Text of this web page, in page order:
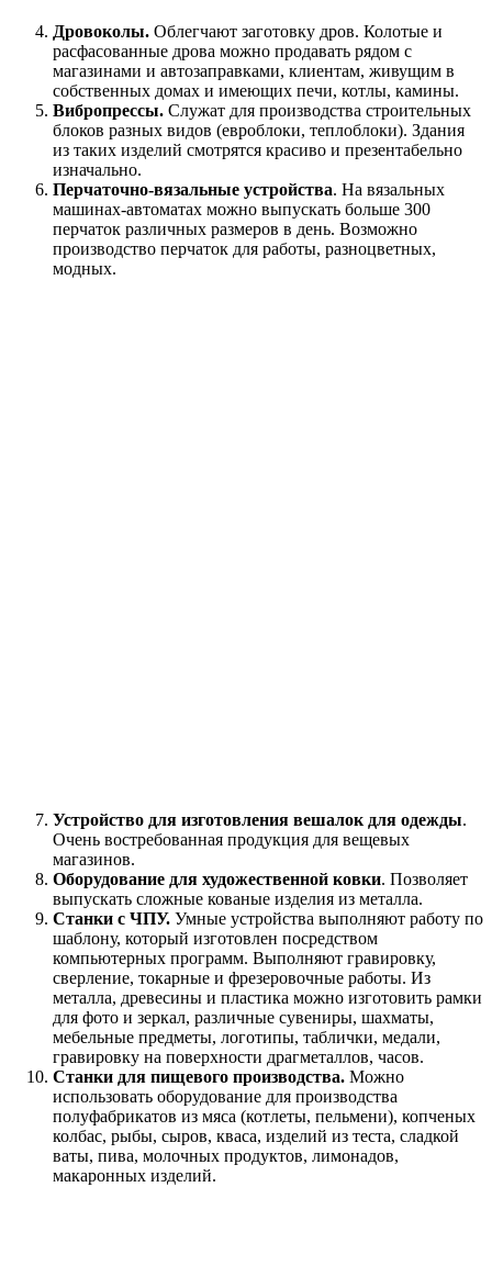
Дровоколы. Облегчают заготовку дров. Колотые и
расфасованные дрова можно продавать рядом с
магазинами и автозаправками, клиентам, живущим в
собственных домах и имеющих печи, котлы, камины.
Вибропрессы. Служат для производства строительных
блоков разных видов (евроблоки, теплоблоки). Здания
из таких изделий смотрятся красиво и презентабельно
изначально.
Перчаточно-вязальные устройства. На вязальных
машинах-автоматах можно выпускать больше 300
перчаток различных размеров в день. Возможно
производство перчаток для работы, разноцветных,
модных.
Устройство для изготовления вешалок для одежды.
Очень востребованная продукция для вещевых
магазинов.
Оборудование для художественной ковки. Позволяет
выпускать сложные кованые изделия из металла.
Станки с ЧПУ. Умные устройства выполняют работу по
шаблону, который изготовлен посредством
компьютерных программ. Выполняют гравировку,
сверление, токарные и фрезеровочные работы. Из
металла, древесины и пластика можно изготовить рамки
для фото и зеркал, различные сувениры, шахматы,
мебельные предметы, логотипы, таблички, медали,
гравировку на поверхности драгметаллов, часов.
Станки для пищевого производства. Можно
использовать оборудование для производства
полуфабрикатов из мяса (котлеты, пельмени), копченых
колбас, рыбы, сыров, кваса, изделий из теста, сладкой
ваты, пива, молочных продуктов, лимонадов,
макаронных изделий.